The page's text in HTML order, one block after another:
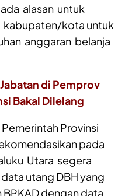
hak pemerintah
dalam UU No 28
daerah dan retribusi
alasan untuk
kota untuk
anggaran belanja
di Pemprov
Bakal Dilelang
Provinsi